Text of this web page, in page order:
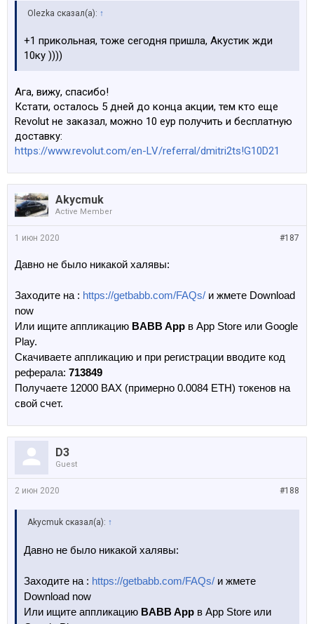
Olezka сказал(а): ↑
+1 прикольная, тоже сегодня пришла, Акустик жди
10ку ))))
Ага, вижу, спасибо!
Кстати, осталось 5 дней до конца акции, тем кто еще
Revolut не заказал, можно 10 еур получить и бесплатную
доставку:
https://www.revolut.com/en-LV/referral/dmitri2ts!G10D21
Akycmuk
Active Member
#187
1 июн 2020
Давно не было никакой халявы:
Заходите на : https://getbabb.com/FAQs/ и жмете Download
now
Или ищите аппликацию BABB App в App Store или Google
Play.
Скачиваете аппликацию и при регистрации вводите код
реферала: 713849
Получаете 12000 BAX (примерно 0.0084 ETH) токенов на
свой счет.
D3
Guest
#188
2 июн 2020
Akycmuk сказал(а): ↑
Давно не было никакой халявы:
Заходите на : https://getbabb.com/FAQs/ и жмете
Download now
Или ищите аппликацию BABB App в App Store или